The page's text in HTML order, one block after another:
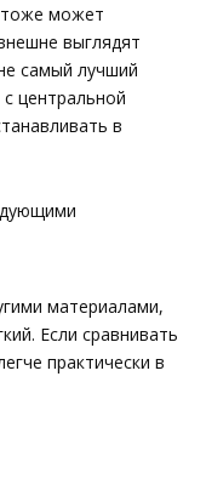
может
выглядят
самый лучший
центральной
в
материалами,
Если сравнивать
практически в